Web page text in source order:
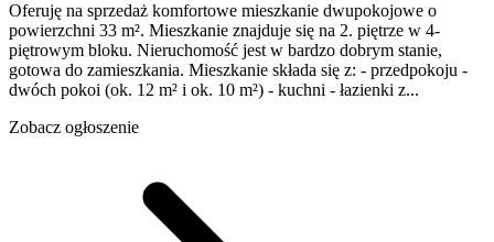
Oferuję na sprzedaż komfortowe mieszkanie dwupokojowe o
powierzchni 33 m². Mieszkanie znajduje się na 2. piętrze w 4-
piętrowym bloku. Nieruchomość jest w bardzo dobrym stanie,
gotowa do zamieszkania. Mieszkanie składa się z: - przedpokoju -
dwóch pokoi (ok. 12 m² i ok. 10 m²) - kuchni - łazienki z...
Zobacz ogłoszenie